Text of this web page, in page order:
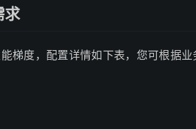
求
梯度，配置详情如下表，您可根据